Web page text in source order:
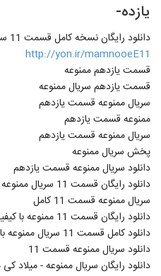
يازده-
دانلود رایگان نسخه کامل قسمت 11 سریال ممنوعه --->>
http://yon.ir/mamnooeE11
قسمت یازدهم ممنوعه
قسمت یازدهم سریال ممنوعه
سریال ممنوعه قسمت یازدهم
ممنوعه قسمت یازدهم
سریال ممنوعه قسمت یازدهم
پخش سریال ممنوعه
دانلود سریال ممنوعه قسمت یازدهم
دانلود رایگان قسمت 11 سریال ممنوعه
سریال ممنوعه قسمت 11 کامل
دانلود رایگان قسمت 11 ممنوعه با کیفیت Full HD
دانلود کامل قسمت 11 سریال ممنوعه با لینک مستقیم
دانلود سریال ممنوعه قسمت 11
دانلود رایگان سریال ممنوعه - میلاد